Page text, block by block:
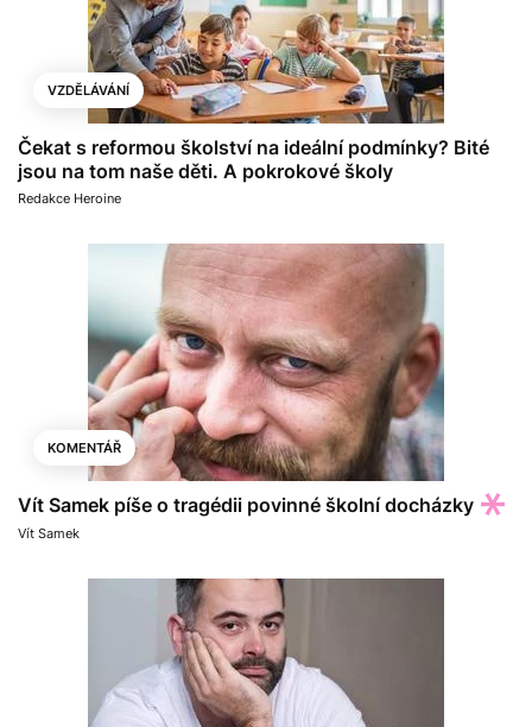
VZDĚLÁVÁNÍ
Čekat s reformou školství na ideální podmínky? Bité
jsou na tom naše děti. A pokrokové školy
Redakce Heroine
KOMENTÁŘ
Vít Samek píše o tragédii povinné školní docházky
Vít Samek